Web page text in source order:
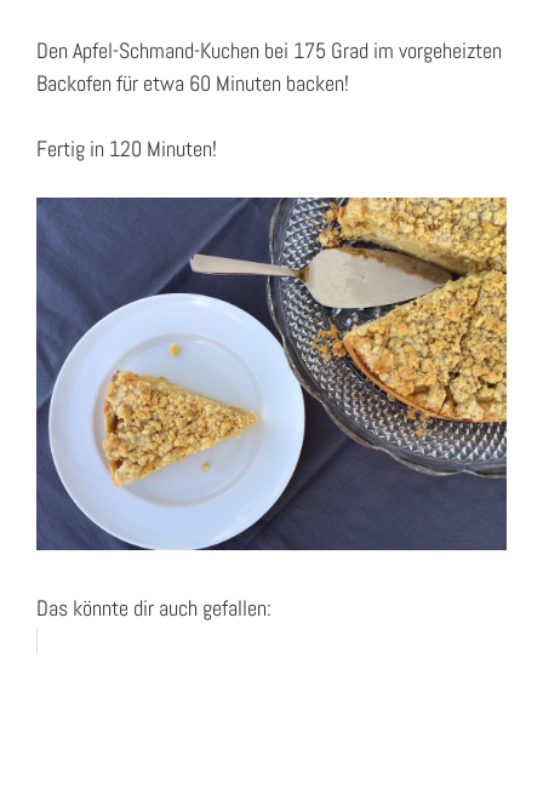
Den Apfel-Schmand-Kuchen bei 175 Grad im vorgeheizten
Backofen für etwa 60 Minuten backen!
Fertig in 120 Minuten!
Das könnte dir auch gefallen: